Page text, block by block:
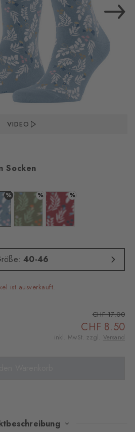
VIDEO
Socken
%
sky blue
%
Farbe: salvia
%
Farbe: red pepper
40-46
ist ausverkauft.
CHF 17.00
CHF 8.50
inkl. MwSt. zzgl. Versand